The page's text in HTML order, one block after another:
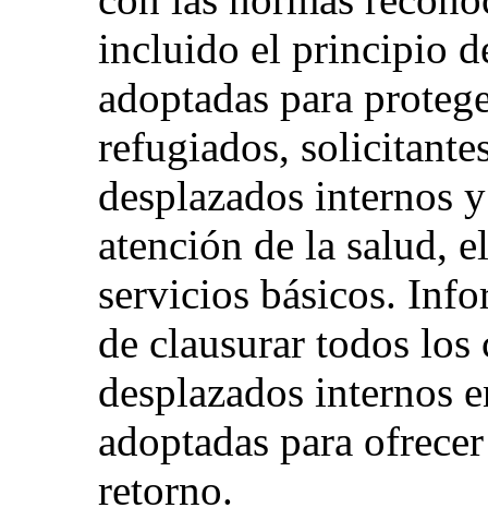
incluido el principio
adoptadas para
refugiados,
desplazados internos
atención de la salud,
servicios básicos.
de clausurar todos los
desplazados internos
adoptadas para
retorno.